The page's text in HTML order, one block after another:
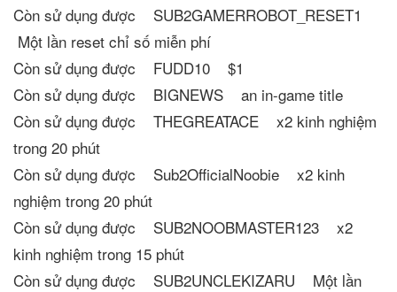
Còn sử dụng được SUB2GAMERROBOT_RESET1
Một lần reset chỉ số miễn phí
Còn sử dụng được FUDD10 $1
Còn sử dụng được BIGNEWS an in-game title
Còn sử dụng được THEGREATACE x2 kinh nghiệm
trong 20 phút
Còn sử dụng được Sub2OfficialNoobie x2 kinh
nghiệm trong 20 phút
Còn sử dụng được SUB2NOOBMASTER123 x2
kinh nghiệm trong 15 phút
Còn sử dụng được SUB2UNCLEKIZARU Một lần